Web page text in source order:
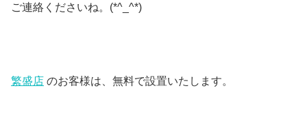
ご連絡くださいね。(*^_^*)
繁盛店 のお客様は、無料で設置いたします。